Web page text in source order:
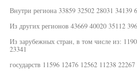
Внутри региона 33859 32502 28031 34139
Из других регионов 43669 40020 35112
Из зарубежных стран, в том числе из:
23341
государств 11596 12476 12562 11238 22267